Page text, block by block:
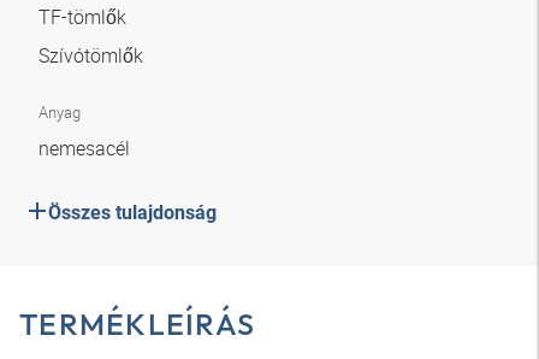
TF-tömlők
Szívótömlők
Anyag
nemesacél
Összes tulajdonság
TERMÉKLEÍRÁS